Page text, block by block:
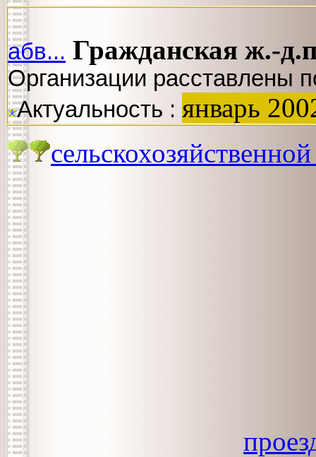
абв... Гражданская ж.-
Организации расставлены
Актуальность : январь